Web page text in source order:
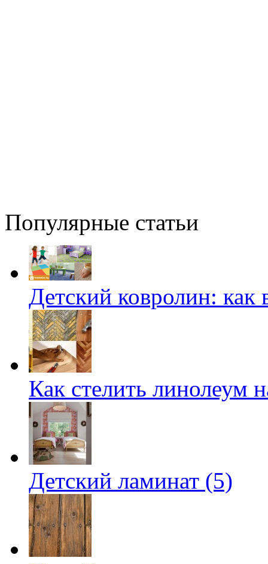
Популярные статьи
Детский ковролин: как
Как стелить линолеум
Детский ламинат (5)